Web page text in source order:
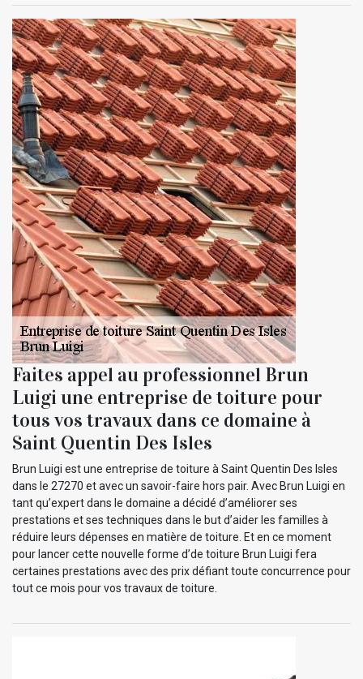
Faites appel au professionnel Brun
Luigi une entreprise de toiture pour
tous vos travaux dans ce domaine à
Saint Quentin Des Isles
Brun Luigi est une entreprise de toiture à Saint Quentin Des Isles
dans le 27270 et avec un savoir-faire hors pair. Avec Brun Luigi en
tant qu’expert dans le domaine a décidé d’améliorer ses
prestations et ses techniques dans le but d’aider les familles à
réduire leurs dépenses en matière de toiture. Et en ce moment
pour lancer cette nouvelle forme d’de toiture Brun Luigi fera
certaines prestations avec des prix défiant toute concurrence pour
tout ce mois pour vos travaux de toiture.